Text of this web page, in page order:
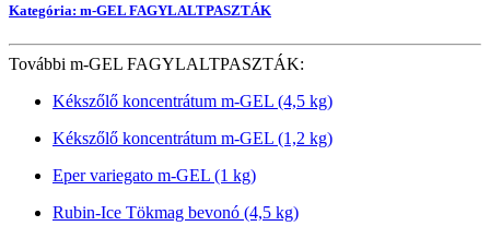
Kategória: m-GEL FAGYLALTPASZTÁK
További m-GEL FAGYLALTPASZTÁK:
Kékszőlő koncentrátum m-GEL (4,5 kg)
Kékszőlő koncentrátum m-GEL (1,2 kg)
Eper variegato m-GEL (1 kg)
Rubin-Ice Tökmag bevonó (4,5 kg)